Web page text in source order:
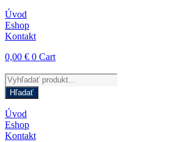
Úvod
Eshop
Kontakt
0,00 € 0 Cart
Products
search
Hľadať
Úvod
Eshop
Kontakt